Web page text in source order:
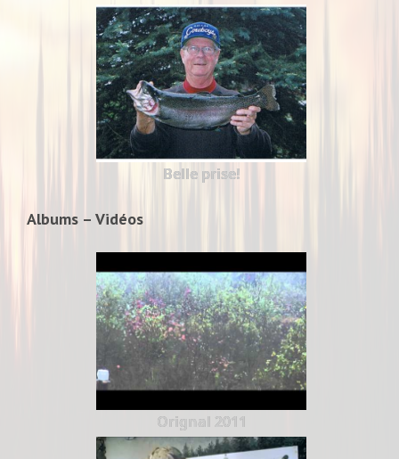
Belle prise!
Albums – Vidéos
Orignal 2011